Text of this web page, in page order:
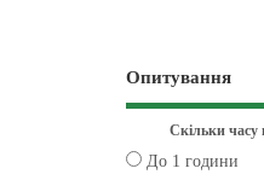
Опитування
Скільки часу
До 1 години